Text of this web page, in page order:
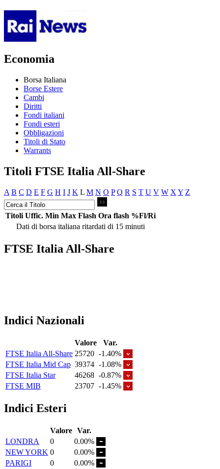
Economia
Borsa Italiana
Borse Estere
Cambi
Diritti
Fondi italiani
Fondi esteri
Obbligazioni
Titoli di Stato
Warrants
Titoli FTSE Italia All-Share
A B C D E F G H I J K L M N O P Q R S T U V W X Y Z
Titoli Uffic. Min Max Flash Ora flash %Fl/Ri
Dati di borsa italiana ritardati di 15 minuti
FTSE Italia All-Share
Indici Nazionali
Valore
Var.
FTSE Italia All-Share 25720 -1.40%
FTSE Italia Mid Cap 39374 -1.08%
FTSE Italia Star
46268 -0.87%
FTSE MIB
23707 -1.45%
Indici Esteri
Valore Var.
LONDRA
0
0.00%
NEW YORK 0
0.00%
PARIGI
0
0.00%